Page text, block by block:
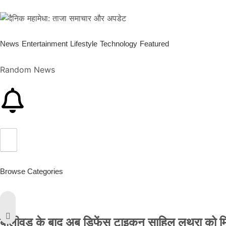
News Entertainment Lifestyle Technology Featured
Random News
Browse Categories
बॉलीवुड के बाद अब डिफेंस टाइकून साहिल लूथरा को